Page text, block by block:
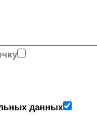
данных